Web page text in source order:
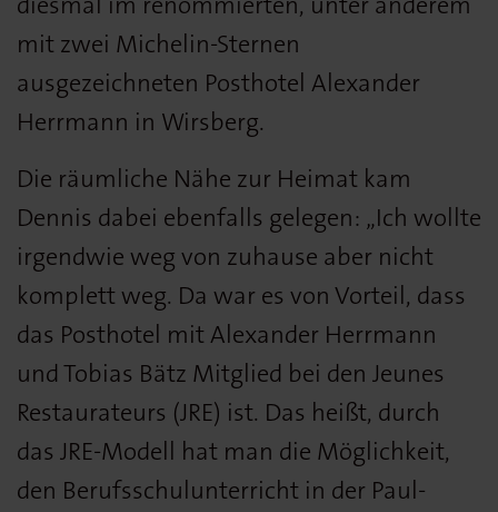
mit zwei Michelin-Sternen
ausgezeichneten Posthotel Alexander
Herrmann in Wirsberg.
Die räumliche Nähe zur Heimat kam
Dennis dabei ebenfalls gelegen: „Ich wollte
irgendwie weg von zuhause aber nicht
komplett weg. Da war es von Vorteil, dass
das Posthotel mit Alexander Herrmann
und Tobias Bätz Mitglied bei den Jeunes
Restaurateurs (JRE) ist. Das heißt, durch
das JRE-Modell hat man die Möglichkeit,
den Berufsschulunterricht in der Paul-